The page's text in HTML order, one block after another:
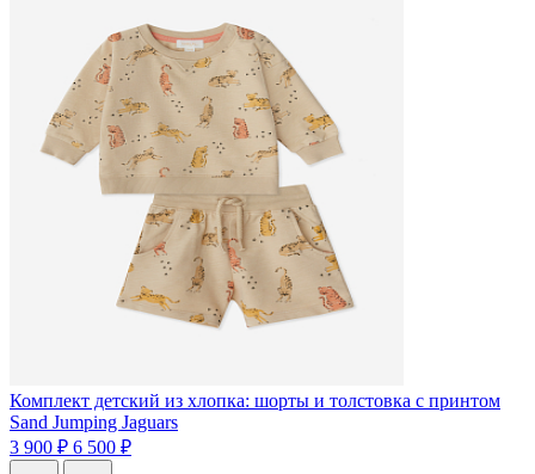
Комплект детский из хлопка: шорты и толстовка с принтом
Sand Jumping Jaguars
3 900 ₽ 6 500 ₽